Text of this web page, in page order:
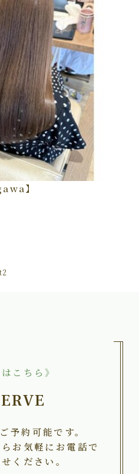
】
こちら》
予約可能です。
お気軽にお電話で
ください。